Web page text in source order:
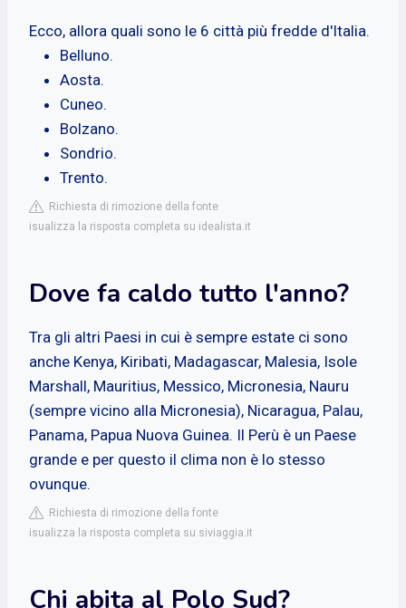
Ecco, allora quali sono le 6 città più fredde d'Italia.
Belluno.
Aosta.
Cuneo.
Bolzano.
Sondrio.
Trento.
Richiesta di rimozione della fonte
isualizza la risposta completa su idealista.it
Dove fa caldo tutto l'anno?
Tra gli altri Paesi in cui è sempre estate ci sono
anche Kenya, Kiribati, Madagascar, Malesia, Isole
Marshall, Mauritius, Messico, Micronesia, Nauru
(sempre vicino alla Micronesia), Nicaragua, Palau,
Panama, Papua Nuova Guinea. Il Perù è un Paese
grande e per questo il clima non è lo stesso
ovunque.
Richiesta di rimozione della fonte
isualizza la risposta completa su siviaggia.it
Chi abita al Polo Sud?